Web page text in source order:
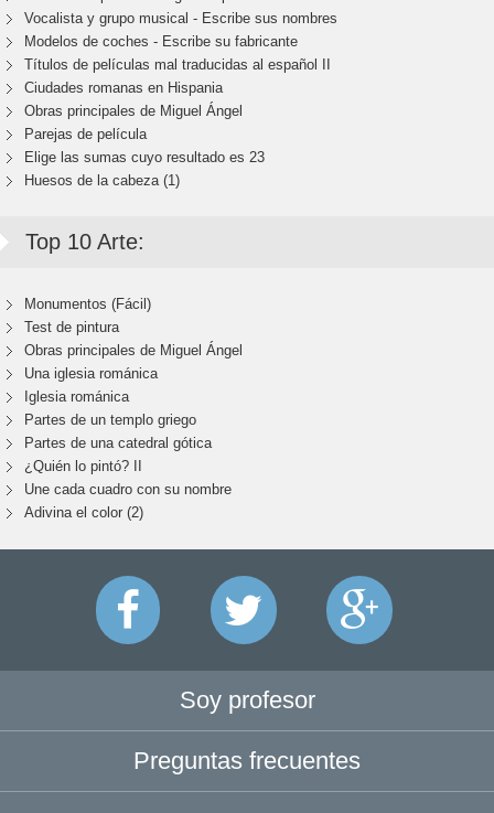
Vocalista y grupo musical - Escribe sus nombres
Modelos de coches - Escribe su fabricante
Títulos de películas mal traducidas al español II
Ciudades romanas en Hispania
Obras principales de Miguel Ángel
Parejas de película
Elige las sumas cuyo resultado es 23
Huesos de la cabeza (1)
Top 10 Arte:
Monumentos (Fácil)
Test de pintura
Obras principales de Miguel Ángel
Una iglesia románica
Iglesia románica
Partes de un templo griego
Partes de una catedral gótica
¿Quién lo pintó? II
Une cada cuadro con su nombre
Adivina el color (2)
Soy profesor
Preguntas frecuentes